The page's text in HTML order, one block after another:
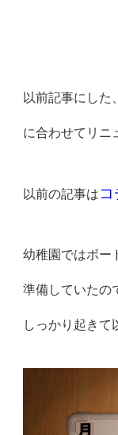
以前記事にした
に合わせてリニ
以前の記事は
幼稚園ではボー
準備していたの
しっかり起きて